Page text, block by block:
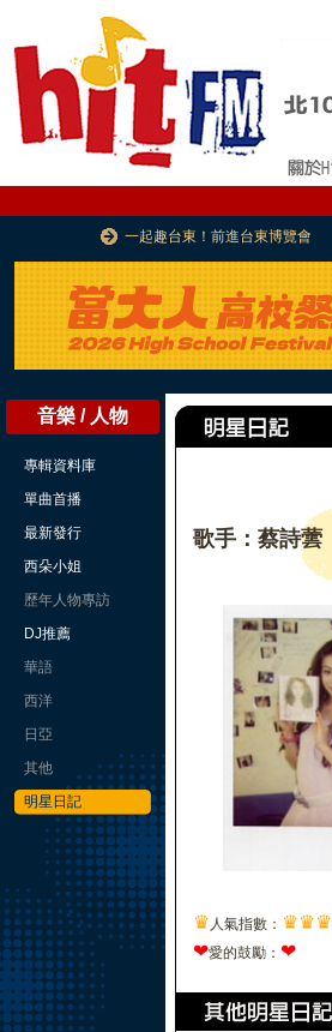
一起趣台東！前進台東博覽會
音樂 / 人物
專輯資料庫
單曲首播
最新發行
西朵小姐
歷年人物專訪
DJ推薦
華語
西洋
日亞
其他
明星日記
歌手：蔡詩蕓
♛ 人氣指數： ♛♛♛
❤愛的鼓勵： ❤